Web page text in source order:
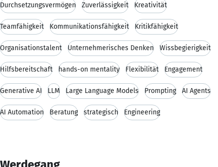
Durchsetzungsvermögen Zuverlässigkeit Kreativität
Teamfähigkeit Kommunikationsfähigkeit Kritikfähigkeit
Organisationstalent Unternehmerisches Denken Wissbegierigkeit
Hilfsbereitschaft hands-on mentality Flexibilität Engagement
Generative AI LLM Large Language Models Prompting AI Agents
AI Automation Beratung strategisch Engineering